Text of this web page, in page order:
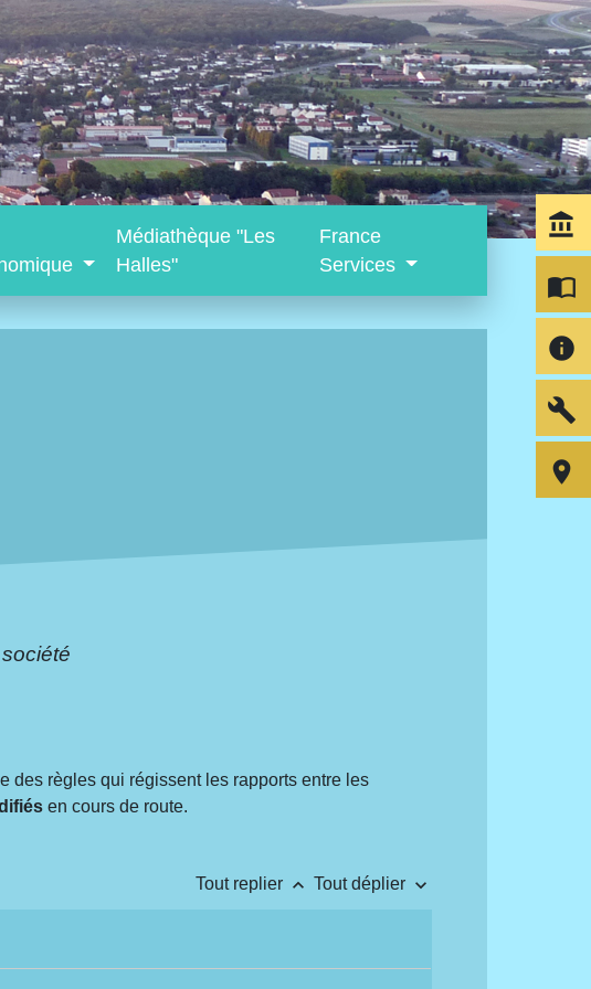
Médiathèque "Les
Halles"
France
Services
des règles qui régissent les rapports entre les
en cours de route.
Tout replier keyboard_arrow_up Tout déplier keyboard_arrow_down
account_balance
import_contacts
info
build
room